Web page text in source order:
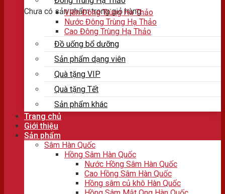
Chưa có sản phẩm trong giỏ hàng.
Viên Đông Trùng Hạ Thảo
Nước Đông Trùng Hạ Thảo
Cao Đông Trùng Hạ Thảo
Đồ uống bổ dưỡng
Sản phẩm dạng viên
Quà tặng VIP
Quà tặng Tết
Sản phẩm khác
Trang chủ
Giới thiệu
Sản phẩm
Sâm Hàn Quốc
Hồng Sâm Hàn Quốc
Nước Hồng Sâm Hàn Quốc
Cao Hồng Sâm Hàn Quốc
Hồng sâm củ khô Hàn Quốc